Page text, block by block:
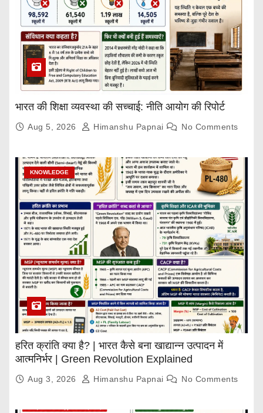
भारत की शिक्षा व्यवस्था की सच्चाई: नीति आयोग की रिपोर्ट
Aug 5, 2026 Himanshu Papnai No Comments
KNOWLEDGE
हरित क्रांति क्या है? | भारत कैसे बना खाद्यान्न उत्पादन में
आत्मनिर्भर | Green Revolution Explained
Aug 3, 2026 Himanshu Papnai No Comments